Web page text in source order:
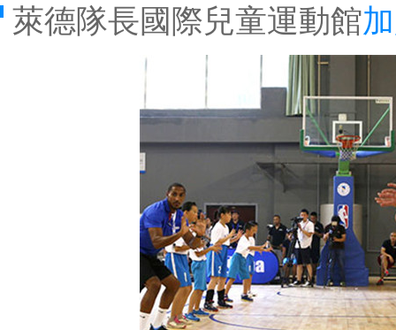
萊德隊長國際兒童運動館